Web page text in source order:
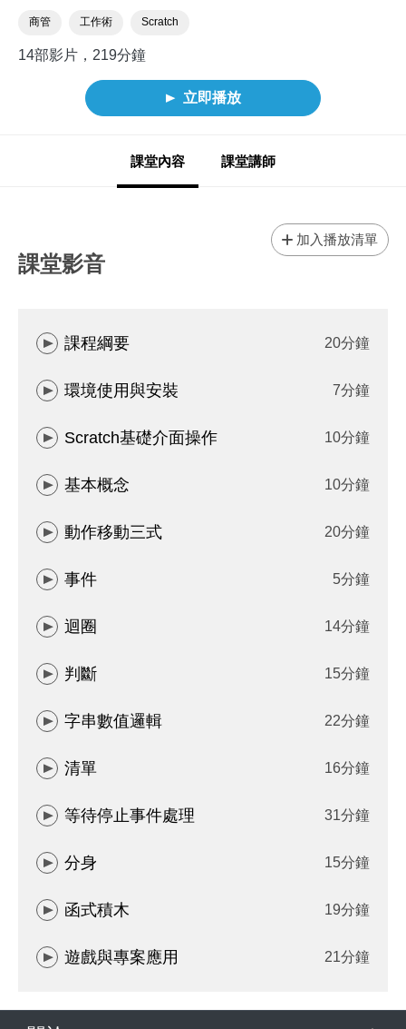
商管 工作術 Scratch
14部影片，219分鐘
立即播放
課堂內容 課堂講師
課堂影音
加入播放清單
課程綱要 20分鐘
環境使用與安裝 7分鐘
Scratch基礎介面操作 10分鐘
基本概念 10分鐘
動作移動三式 20分鐘
事件 5分鐘
迴圈 14分鐘
判斷 15分鐘
字串數值邏輯 22分鐘
清單 16分鐘
等待停止事件處理 31分鐘
分身 15分鐘
函式積木 19分鐘
遊戲與專案應用 21分鐘